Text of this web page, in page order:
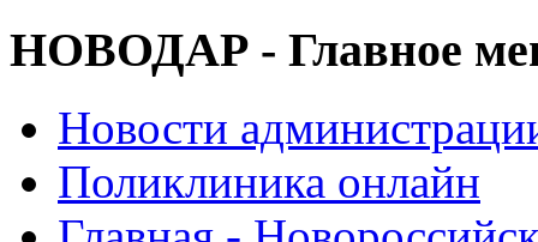
НОВОДАР - Главное
Новости
Поликлиника онлайн